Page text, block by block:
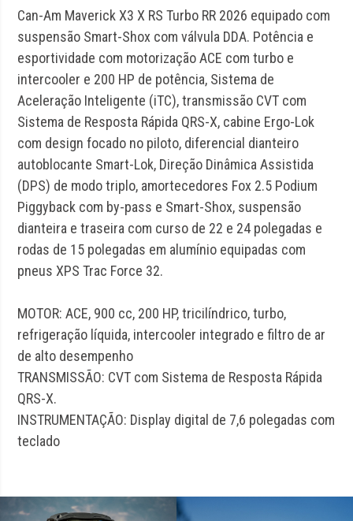
Can-Am Maverick X3 X RS Turbo RR 2026 equipado com
suspensão Smart-Shox com válvula DDA. Potência e
esportividade com motorização ACE com turbo e
intercooler e 200 HP de potência, Sistema de
Aceleração Inteligente (iTC), transmissão CVT com
Sistema de Resposta Rápida QRS-X, cabine Ergo-Lok
com design focado no piloto, diferencial dianteiro
autoblocante Smart-Lok, Direção Dinâmica Assistida
(DPS) de modo triplo, amortecedores Fox 2.5 Podium
Piggyback com by-pass e Smart-Shox, suspensão
dianteira e traseira com curso de 22 e 24 polegadas e
rodas de 15 polegadas em alumínio equipadas com
pneus XPS Trac Force 32.
MOTOR: ACE, 900 cc, 200 HP, tricilíndrico, turbo,
refrigeração líquida, intercooler integrado e filtro de ar
de alto desempenho
TRANSMISSÃO: CVT com Sistema de Resposta Rápida
QRS-X.
INSTRUMENTAÇÃO: Display digital de 7,6 polegadas com
teclado